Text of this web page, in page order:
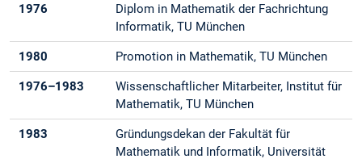
1976
Diplom in Mathematik der Fachrichtung
Informatik, TU München
1980 Promotion in Mathematik, TU München
1976–1983
Wissenschaftlicher Mitarbeiter, Institut für
Mathematik, TU München
1983
Gründungsdekan der Fakultät für
Mathematik und Informatik, Universität